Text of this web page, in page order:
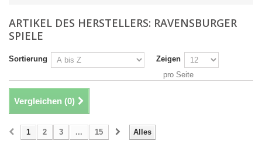
ARTIKEL DES HERSTELLERS: RAVENSBURGER
SPIELE
Sortierung
Zeigen
pro Seite
Vergleichen (0)
Alles
1 2 3 ... 15